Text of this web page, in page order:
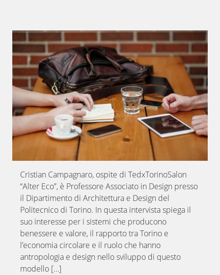
Cristian Campagnaro, ospite di TedxTorinoSalon
“Alter Eco”, è Professore Associato in Design presso
il Dipartimento di Architettura e Design del
Politecnico di Torino. In questa intervista spiega il
suo interesse per i sistemi che producono
benessere e valore, il rapporto tra Torino e
l’economia circolare e il ruolo che hanno
antropologia e design nello sviluppo di questo
modello […]